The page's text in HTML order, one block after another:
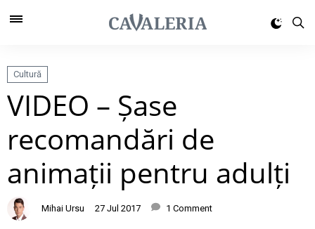
Cultură
VIDEO – Șase
recomandări de
animații pentru adulți
Mihai Ursu 27 Jul 2017 1 Comment